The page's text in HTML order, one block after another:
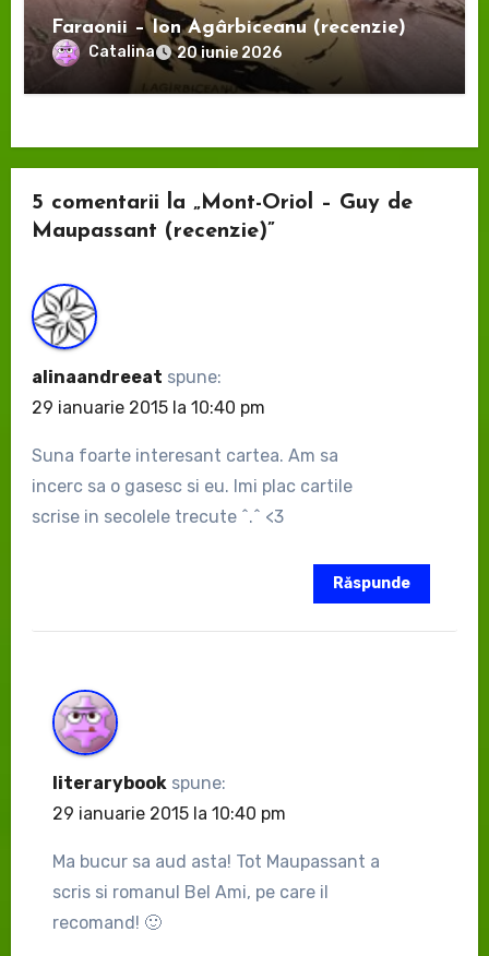
Faraonii – Ion Agârbiceanu (recenzie)
Catalina 20 iunie 2026
5 comentarii la „Mont-Oriol – Guy de
Maupassant (recenzie)”
alinaandreeat spune:
29 ianuarie 2015 la 10:40 pm
Suna foarte interesant cartea. Am sa
incerc sa o gasesc si eu. Imi plac cartile
scrise in secolele trecute ^.^ <3
Răspunde
literarybook spune:
29 ianuarie 2015 la 10:40 pm
Ma bucur sa aud asta! Tot Maupassant a
scris si romanul Bel Ami, pe care il
recomand! 🙂